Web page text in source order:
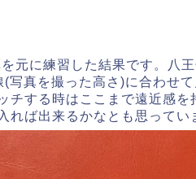
元に練習した結果です。八
写真を撮った高さ)に合わせ
チする時はここまで遠近感を
れば出来るかなとも思ってい